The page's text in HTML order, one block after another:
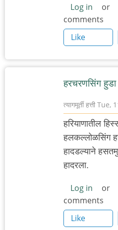
Log in or
comments
Like
हरचरणसिंग हुडा
त्यागमूर्ती हत्ती Tue,
हरियाणातील
हलकल्लोळसिंग
हादडल्याने
हादरला.
Log in or
comments
Like